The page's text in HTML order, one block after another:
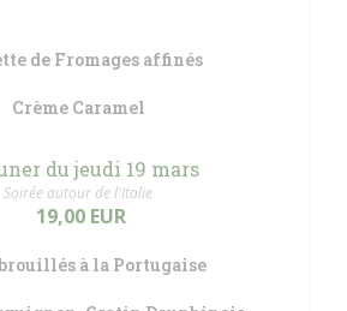
de Fromages affinés
Crème Caramel
du jeudi 19 mars
Soirée autour de l'Italie
19,00 EUR
à la Portugaise